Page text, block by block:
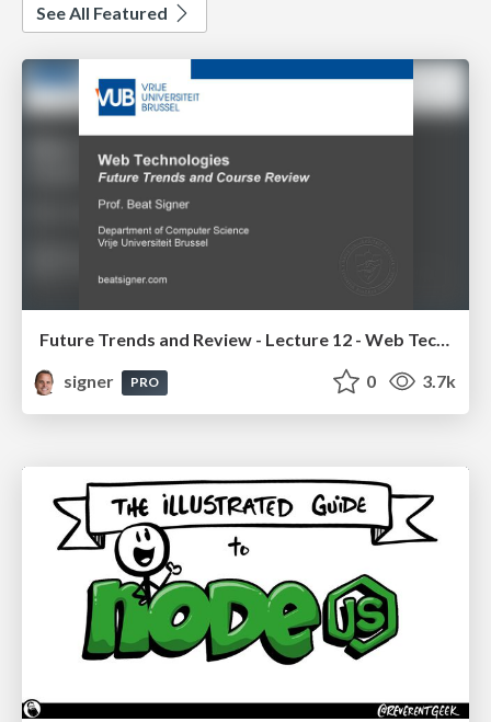
See All Featured
Future Trends and Review - Lecture 12 - Web Technologies (1019888BNR)
signer
PRO 0 3.7k